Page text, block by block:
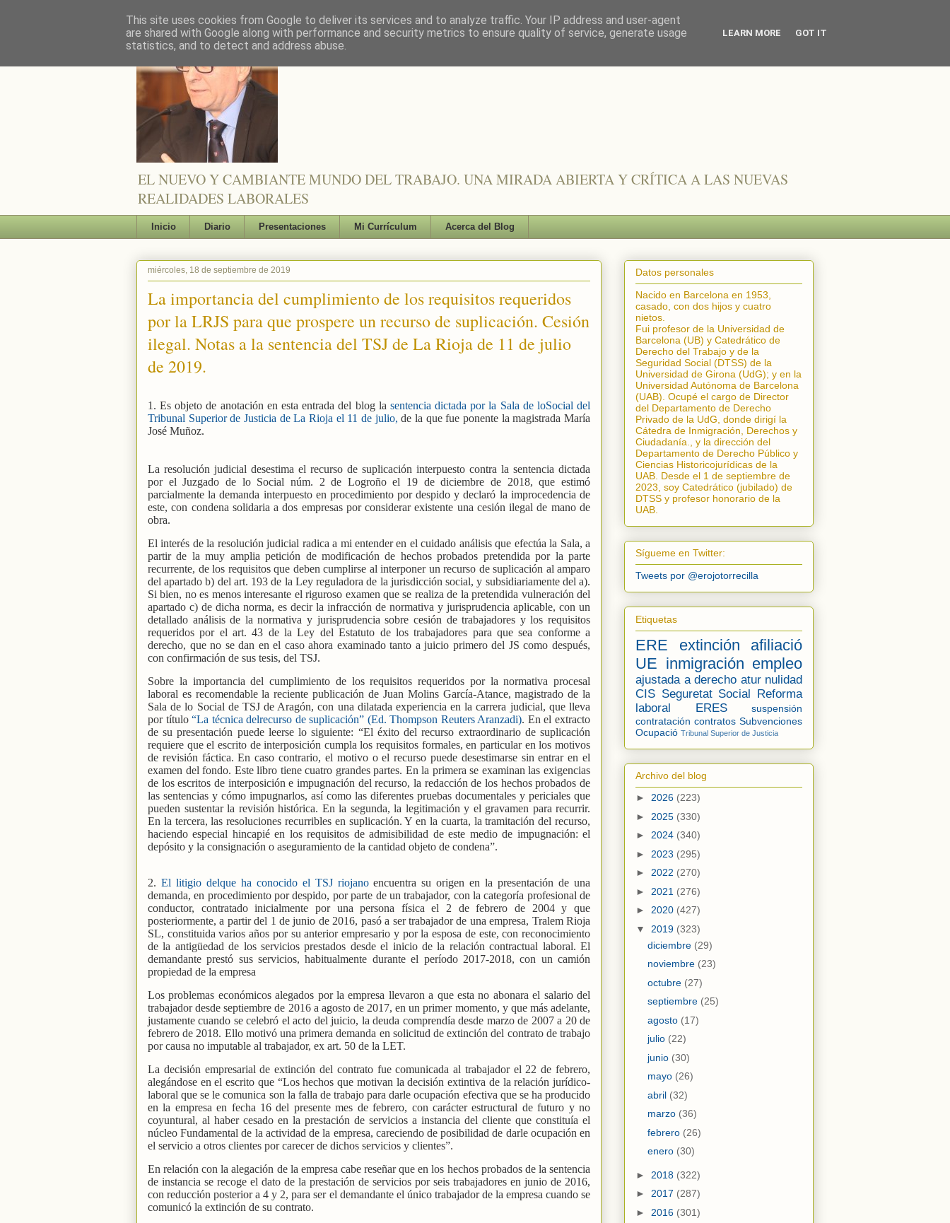
EL NUEVO Y CAMBIANTE MUNDO DEL TRABAJO. UNA MIRADA ABIERTA Y CRÍTICA A LAS NUEVAS
REALIDADES LABORALES
Inicio Diario Presentaciones Mi Currículum Acerca del Blog
miércoles, 18 de septiembre de 2019
La importancia del cumplimiento de los requisitos requeridos
por la LRJS para que prospere un recurso de suplicación. Cesión
ilegal. Notas a la sentencia del TSJ de La Rioja de 11 de julio
de 2019.
1. Es objeto de anotación en esta entrada del blog la sentencia dictada por la Sala de loSocial del
Tribunal Superior de Justicia de La Rioja el 11 de julio, de la que fue ponente la magistrada María
José Muñoz.
La resolución judicial desestima el recurso de suplicación interpuesto contra la sentencia dictada
por el Juzgado de lo Social núm. 2 de Logroño el 19 de diciembre de 2018, que estimó
parcialmente la demanda interpuesto en procedimiento por despido y declaró la improcedencia de
este, con condena solidaria a dos empresas por considerar existente una cesión ilegal de mano de
obra.
El interés de la resolución judicial radica a mi entender en el cuidado análisis que efectúa la Sala, a
partir de la muy amplia petición de modificación de hechos probados pretendida por la parte
recurrente, de los requisitos que deben cumplirse al interponer un recurso de suplicación al amparo
del apartado b) del art. 193 de la Ley reguladora de la jurisdicción social, y subsidiariamente del a).
Si bien, no es menos interesante el riguroso examen que se realiza de la pretendida vulneración del
apartado c) de dicha norma, es decir la infracción de normativa y jurisprudencia aplicable, con un
detallado análisis de la normativa y jurisprudencia sobre cesión de trabajadores y los requisitos
requeridos por el art. 43 de la Ley del Estatuto de los trabajadores para que sea conforme a
derecho, que no se dan en el caso ahora examinado tanto a juicio primero del JS como después,
con confirmación de sus tesis, del TSJ.
Sobre la importancia del cumplimiento de los requisitos requeridos por la normativa procesal
laboral es recomendable la reciente publicación de Juan Molins García-Atance, magistrado de la
Sala de lo Social de TSJ de Aragón, con una dilatada experiencia en la carrera judicial, que lleva
por título“La técnica delrecurso de suplicación” (Ed. Thompson Reuters Aranzadi). En el extracto
de su presentación puede leerse lo siguiente: “El éxito del recurso extraordinario de suplicación
requiere que el escrito de interposición cumpla los requisitos formales, en particular en los motivos
de revisión fáctica. En caso contrario, el motivo o el recurso puede desestimarse sin entrar en el
examen del fondo. Este libro tiene cuatro grandes partes. En la primera se examinan las exigencias
de los escritos de interposición e impugnación del recurso, la redacción de los hechos probados de
las sentencias y cómo impugnarlos, así como las diferentes pruebas documentales y periciales que
pueden sustentar la revisión histórica. En la segunda, la legitimación y el gravamen para recurrir.
En la tercera, las resoluciones recurribles en suplicación. Y en la cuarta, la tramitación del recurso,
haciendo especial hincapié en los requisitos de admisibilidad de este medio de impugnación: el
depósito y la consignación o aseguramiento de la cantidad objeto de condena”.
2. El litigio delque ha conocido el TSJ riojanoencuentra su origen en la presentación de una
demanda, en procedimiento por despido, por parte de un trabajador, con la categoría profesional de
conductor, contratado inicialmente por una persona física el 2 de febrero de 2004 y que
posteriormente, a partir del 1 de junio de 2016, pasó a ser trabajador de una empresa, Tralem Rioja
SL, constituida varios años por su anterior empresario y por la esposa de este, con reconocimiento
de la antigüedad de los servicios prestados desde el inicio de la relación contractual laboral. El
demandante prestó sus servicios, habitualmente durante el período 2017-2018, con un camión
propiedad de la empresa
Los problemas económicos alegados por la empresa llevaron a que esta no abonara el salario del
trabajador desde septiembre de 2016 a agosto de 2017, en un primer momento, y que más adelante,
justamente cuando se celebró el acto del juicio, la deuda comprendía desde marzo de 2007 a 20 de
febrero de 2018. Ello motivó una primera demanda en solicitud de extinción del contrato de trabajo
por causa no imputable al trabajador, ex art. 50 de la LET.
La decisión empresarial de extinción del contrato fue comunicada al trabajador el 22 de febrero,
alegándose en el escrito que “Los hechos que motivan la decisión extintiva de la relación jurídico-
laboral que se le comunica son la falla de trabajo para darle ocupación efectiva que se ha producido
en la empresa en fecha 16 del presente mes de febrero, con carácter estructural de futuro y no
coyuntural, al haber cesado en la prestación de servicios a instancia del cliente que constituía el
núcleo Fundamental de la actividad de la empresa, careciendo de posibilidad de darle ocupación en
el servicio a otros clientes por carecer de dichos servicios y clientes”.
En relación con la alegación de la empresa cabe reseñar que en los hechos probados de la sentencia
de instancia se recoge el dato de la prestación de servicios por seis trabajadores en junio de 2016,
con reducción posterior a 4 y 2, para ser el demandante el único trabajador de la empresa cuando se
comunicó la extinción de su contrato.
Datos personales
Nacido en Barcelona en 1953,
casado, con dos hijos y cuatro
nietos.
Fui profesor de la Universidad de
Barcelona (UB) y Catedrático de
Derecho del Trabajo y de la
Seguridad Social (DTSS) de la
Universidad de Girona (UdG); y en la
Universidad Autónoma de Barcelona
(UAB). Ocupé el cargo de Director
del Departamento de Derecho
Privado de la UdG, donde dirigí la
Cátedra de Inmigración, Derechos y
Ciudadanía.
, y la dirección del
Departamento de Derecho Público y
Ciencias Historicojurídicas de la
UAB. Desde el 1 de septiembre de
2023, soy Catedrático (jubilado) de
DTSS y profesor honorario de la
UAB.
Sígueme en Twitter:
Tweets por @erojotorrecilla
Etiquetas
ERE extinción
afiliació
UE inmigración empleo
ajustada a derecho atur nulidad
CIS Seguretat Social Reforma
laboral
ERES
suspensión
contratación contratos Subvenciones
Ocupació Tribunal Superior de Justicia
Archivo del blog
► 2026 (223)
► 2025 (330)
► 2024 (340)
► 2023 (295)
► 2022 (270)
► 2021 (276)
► 2020 (427)
▼ 2019 (323)
diciembre (29)
noviembre (23)
octubre (27)
septiembre (25)
agosto (17)
julio (22)
junio (30)
mayo (26)
abril (32)
marzo (36)
febrero (26)
enero (30)
► 2018 (322)
► 2017 (287)
► 2016 (301)
This site uses cookies from Google to deliver its services and to analyze traffic. Your IP address and user-agent
are shared with Google along with performance and security metrics to ensure quality of service, generate usage
statistics, and to detect and address abuse.
LEARN MORE GOT IT